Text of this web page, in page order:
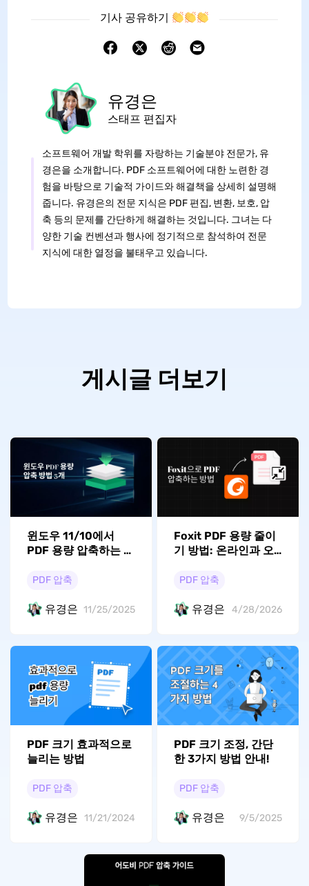
기사 공유하기
유경은
스태프 편집자
소프트웨어 개발 학위를 자랑하는 기술분야 전문가, 유
경은을 소개합니다. PDF 소프트웨어에 대한 노련한 경
험을 바탕으로 기술적 가이드와 해결책을 상세히 설명해
줍니다. 유경은의 전문 지식은 PDF 편집, 변환, 보호, 압
축 등의 문제를 간단하게 해결하는 것입니다. 그녀는 다
양한 기술 컨벤션과 행사에 정기적으로 참석하여 전문
지식에 대한 열정을 불태우고 있습니다.
게시글 더보기
윈도우 11/10에서
PDF 용량 압축하는 3
PDF 압축
유경은 11/25/2025
Foxit PDF 용량 줄이
기 방법: 온라인과 오
PDF 압축
유경은 4/28/2026
PDF 크기 효과적으로
늘리는 방법
PDF 압축
유경은 11/21/2024
PDF 크기 조정, 간단
한 3가지 방법 안내!
PDF 압축
유경은 9/5/2025